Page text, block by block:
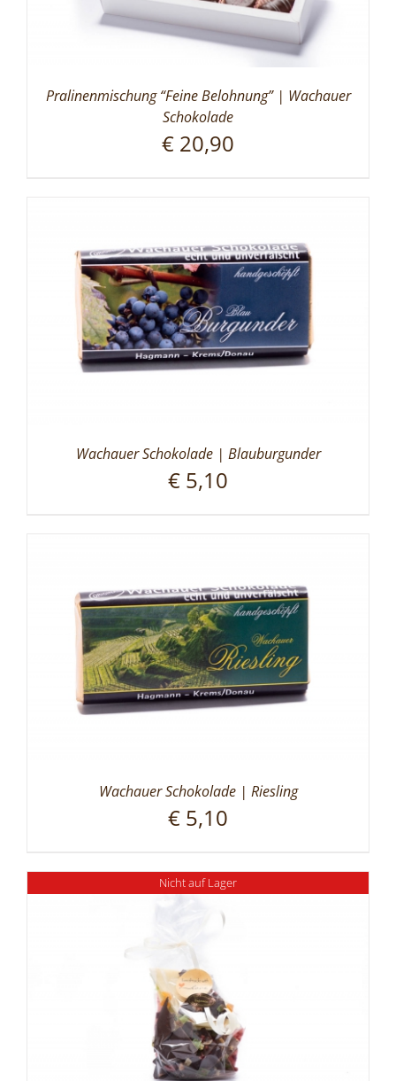
Pralinenmischung “Feine Belohnung” | Wachauer
Schokolade
€ 20,90
Wachauer Schokolade | Blauburgunder
€ 5,10
Wachauer Schokolade | Riesling
€ 5,10
Nicht auf Lager